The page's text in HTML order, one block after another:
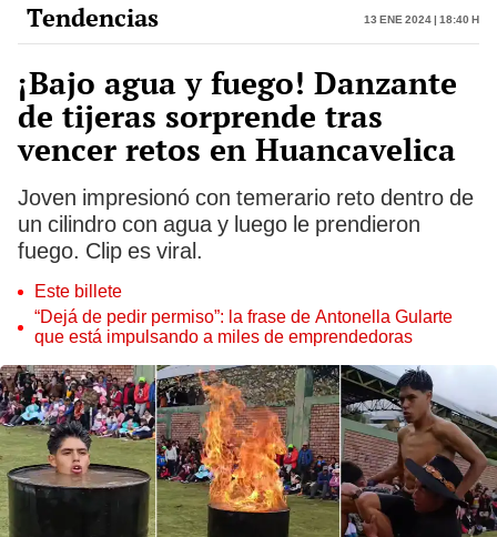
Tendencias 13 Ene 2024 | 18:40 h
¡Bajo agua y fuego! Danzante
de tijeras sorprende tras
vencer retos en Huancavelica
Joven impresionó con temerario reto dentro de
un cilindro con agua y luego le prendieron
fuego. Clip es viral.
Este billete
“Dejá de pedir permiso”: la frase de Antonella Gularte
que está impulsando a miles de emprendedoras